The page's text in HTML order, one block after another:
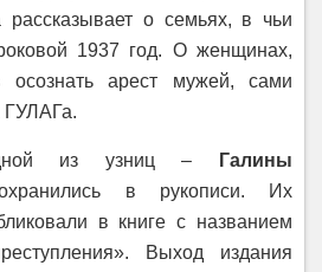
рассказывает о семьях, в чьи
1937 год. О женщинах,
осознать арест мужей, сами
ГУЛАГа.
из узниц –
Галины
в рукописи. Их
в книге с названием
Выход издания